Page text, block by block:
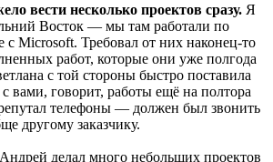
вести несколько проектов сразу. Я
Восток — мы там работали по
с Microsoft. Требовал от них наконец-то
работ, которые они уже полгода
с той стороны быстро поставила
вами, говорит, работы ещё на полтора
телефоны — должен был звонить
другому заказчику.
делал много небольших проектов